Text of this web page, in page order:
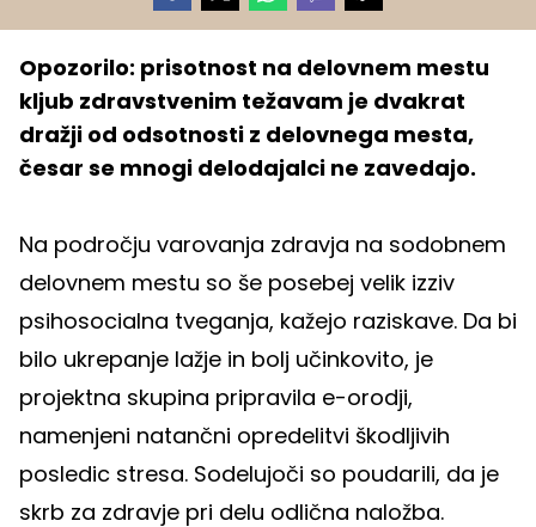
Opozorilo: prisotnost na delovnem mestu
kljub zdravstvenim težavam je dvakrat
dražji od odsotnosti z delovnega mesta,
česar se mnogi delodajalci ne zavedajo.
Na področju varovanja zdravja na sodobnem
delovnem mestu so še posebej velik izziv
psihosocialna tveganja, kažejo raziskave. Da bi
bilo ukrepanje lažje in bolj učinkovito, je
projektna skupina pripravila e-orodji,
namenjeni natančni opredelitvi škodljivih
posledic stresa. Sodelujoči so poudarili, da je
skrb za zdravje pri delu odlična naložba.